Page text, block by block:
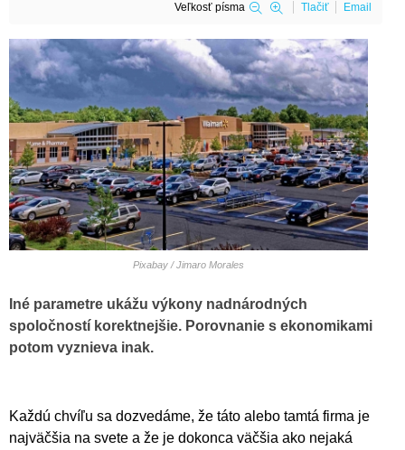
Veľkosť písma Tlačiť Email
Pixabay / Jimaro Morales
Iné parametre ukážu výkony nadnárodných
spoločností korektnejšie. Porovnanie s ekonomikami
potom vyznieva inak.
Každú chvíľu sa dozvedáme, že táto alebo tamtá firma je
najväčšia na svete a že je dokonca väčšia ako nejaká